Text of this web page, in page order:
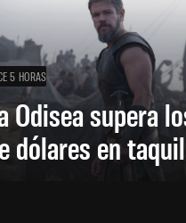
5 HORAS
Odisea supera
dólares en